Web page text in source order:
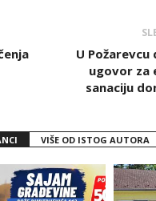
U Požarevcu
ugovor za
sanaciju
VIŠE OD ISTOG AUTORA